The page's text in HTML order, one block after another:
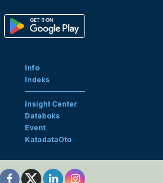
Info
Indeks
Insight Center
Databoks
Event
KatadataOto